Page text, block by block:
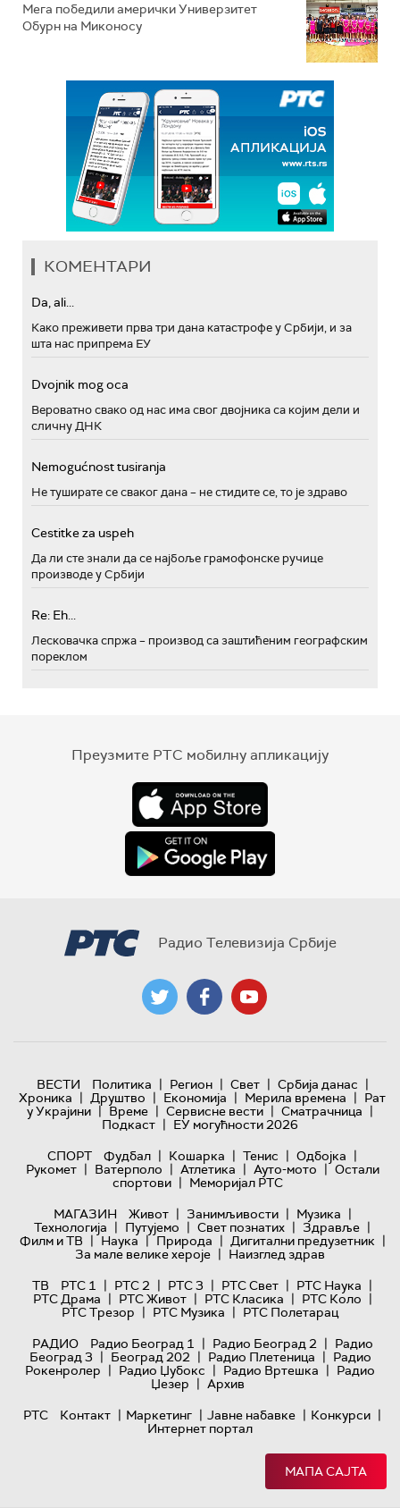
Мега победили амерички Универзитет
Обурн на Миконосу
КОМЕНТАРИ
Da, ali...
Како преживети прва три дана катастрофе у Србији, и за
шта нас припрема ЕУ
Dvojnik mog oca
Вероватно свако од нас има свог двојника са којим дели и
сличну ДНК
Nemogućnost tusiranja
Не туширате се сваког дана – не стидите се, то је здраво
Cestitke za uspeh
Да ли сте знали да се најбоље грамофонске ручице
производе у Србији
Re: Eh...
Лесковачка спржа – производ са заштићеним географским
пореклом
Преузмите РТС мобилну апликацију
Радио Телевизија Србије
ВЕСТИ Политика | Регион | Свет | Србија данас |
Хроника | Друштво | Економија | Мерила времена | Рат
у Украјини | Време | Сервисне вести | Сматрачница |
Подкаст | ЕУ могућности 2026
СПОРТ
Фудбал | Кошарка | Тенис | Одбојка |
Рукомет | Ватерполо | Атлетика | Ауто-мото | Остали
спортови | Меморијал РТС
МАГАЗИН
Живот | Занимљивости | Музика |
Технологијa | Путујемо | Свет познатих | Здравље |
Филм и ТВ | Наука | Природа | Дигитални предузетник |
За мале велике хероје | Наизглед здрав
ТВ
РТС 1 | РТС 2 | РТС 3 | РТС Свет | РТС Наука |
РТС Драма | РТС Живот | РТС Класика | РТС Коло |
РТС Трезор | РТС Музика | РТС Полетарац
РАДИО
Радио Београд 1 | Радио Београд 2 | Радио
Београд 3 | Београд 202 | Радио Плетеница | Радио
Рокенролер | Радио Џубокс | Радио Вртешка | Радио
Џезер | Архив
РТС
Контакт | Маркетинг | Јавне набавке | Конкурси |
Интернет портал
МАПА САЈТА